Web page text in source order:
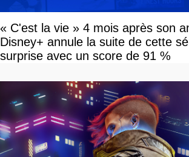
« C'est la vie » 4 mois après son
Disney+ annule la suite de cette
surprise avec un score de 91 %